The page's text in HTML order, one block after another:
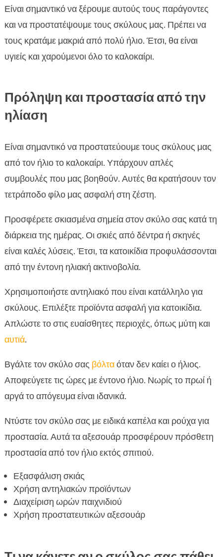
Είναι σημαντικό να ξέρουμε αυτούς τους παράγοντες
και να προστατέψουμε τους σκύλους μας. Πρέπει να
τους κρατάμε μακριά από πολύ ήλιο. Έτσι, θα είναι
υγιείς και χαρούμενοι όλο το καλοκαίρι.
Πρόληψη και προστασία από την
ηλίαση
Είναι σημαντικό να προστατεύουμε τους σκύλους μας
από τον ήλιο το καλοκαίρι. Υπάρχουν απλές
συμβουλές που μας βοηθούν. Αυτές θα κρατήσουν τον
τετράποδο φίλο μας ασφαλή στη ζέστη.
Προσφέρετε σκιασμένα σημεία στον σκύλο σας κατά τη
διάρκεια της ημέρας. Οι σκιές από δέντρα ή σκηνές
είναι καλές λύσεις. Έτσι, τα κατοικίδια προφυλάσσονται
από την έντονη ηλιακή ακτινοβολία.
Χρησιμοποιήστε αντηλιακό που είναι κατάλληλο για
σκύλους. Επιλέξτε προϊόντα ασφαλή για κατοικίδια.
Απλώστε το στις ευαίσθητες περιοχές, όπως μύτη και
αυτιά.
Βγάλτε τον σκύλο σας βόλταόταν δεν καίει ο ήλιος.
Αποφεύγετε τις ώρες με έντονο ήλιο. Νωρίς το πρωί ή
αργά το απόγευμα είναι ιδανικά.
Ντύστε τον σκύλο σας με ειδικά καπέλα και ρούχα για
προστασία. Αυτά τα αξεσουάρ προσφέρουν πρόσθετη
προστασία από τον ήλιο εκτός σπιτιού.
Εξασφάλιση σκιάς
Χρήση αντηλιακών προϊόντων
Διαχείριση ωρών παιχνιδιού
Χρήση προστατευτικών αξεσουάρ